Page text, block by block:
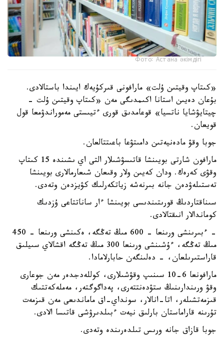
Фото: Астана әкімдігі
«كىتاپ وقيتىن ۇلت» مارافونى قىركۇيەك ايىندا باستالادى.
بۇعان دەيىن استانا اكىمدىگى مەن «كىتاپ وقيتىن ۇلت -
چيتايۋشايا ناتسيا» قوعامدىق قورى ءتيىستى مەموراندۋمعا قول
قويعان.
جوبا وقۋ مادەنيەتىن دامىتۋعا باعىتتالعان.
مارافون شارتى بويىنشا قاتىسۋشىلار التى اي ىشىندە 15 كىتاپ
وقۋى كەرەك. ودان كەيىن ولار وقىعان شىعارمالارى بويىنشا
تەستىلەۋدەن جانە بىرنەشە زياتكەرلىك كۋيزدەن وتەدى.
سىناقتاردىڭ قورىتىندىسى بويىنشا ءار ساناتتاعى ۇزدىك
كوماندالار انىقتالادى.
- ءبىرىنشى ورىنعا - 600 مىڭ تەڭگە، ەكىنشى ورىنعا - 450
مىڭ تەڭگە، ءۇشىنشى ورىنعا 300 مىڭ تەڭگە اقشالاي سىيلىق
قاراستىرىلعان، - دەلىنگەن حابارلامادا.
مارافونعا 6-10 سىنىپ وقۋشىلارى، كوللەدجدەر مەن جوعارى
وقۋ ورىندارىنىڭ ستۋدەنتتەرى، پەداگوگتەر، مەملەكەتتىك
قىزمەتشىلەر، اتا-انالار، سونداي-اق ماماندىعى مەن قىزمەت
تۇرىنە قاراماستان بارلىق نيەت ءبىلدىرۋشى قاتىسا الادى.
جوبا قازاق جانە ورىس تىلدەرىندە وتەدى.